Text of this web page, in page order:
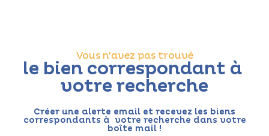
Vous n'avez pas trouvé
le bien correspondant à
votre recherche
Créer une alerte email et recevez les biens
correspondants à votre recherche dans votre
boîte mail !